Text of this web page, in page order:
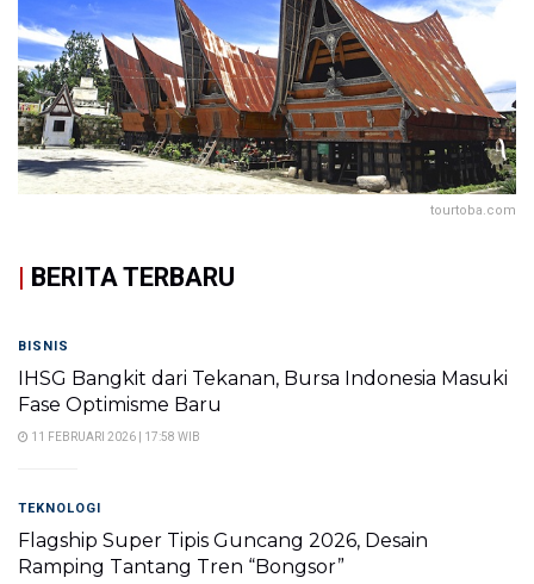
tourtoba.com
| BERITA TERBARU
BISNIS
IHSG Bangkit dari Tekanan, Bursa Indonesia Masuki
Fase Optimisme Baru
11 FEBRUARI 2026 | 17:58 WIB
TEKNOLOGI
Flagship Super Tipis Guncang 2026, Desain
Ramping Tantang Tren “Bongsor”